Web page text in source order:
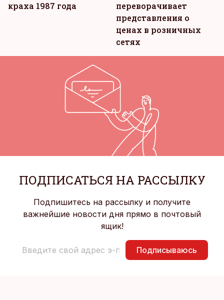
краха 1987 года
переворачивает
представления о
ценах в розничных
сетях
ПОДПИСАТЬСЯ НА РАССЫЛКУ
Подпишитесь на рассылку и получите
важнейшие новости дня прямо в почтовый
ящик!
Подписываюсь